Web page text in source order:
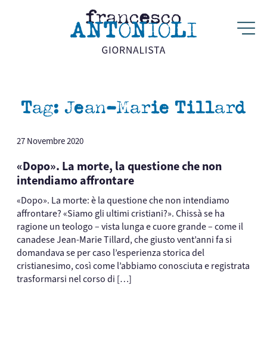
Tag: Jean-Marie Tillard
27 Novembre 2020
«Dopo». La morte, la questione che non
intendiamo affrontare
«Dopo». La morte: è la questione che non intendiamo
affrontare? «Siamo gli ultimi cristiani?». Chissà se ha
ragione un teologo – vista lunga e cuore grande – come il
canadese Jean-Marie Tillard, che giusto vent’anni fa si
domandava se per caso l’esperienza storica del
cristianesimo, così come l’abbiamo conosciuta e registrata
trasformarsi nel corso di […]